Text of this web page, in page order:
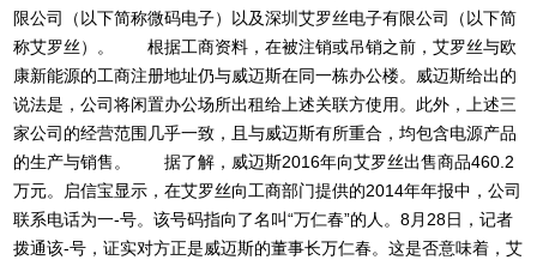
限公司（以下简称微码电子）以及深圳艾罗丝电子有限公司（以下简
称艾罗丝）。 根据工商资料，在被注销或吊销之前，艾罗丝与欧
康新能源的工商注册地址仍与威迈斯在同一栋办公楼。威迈斯给出的
说法是，公司将闲置办公场所出租给上述关联方使用。此外，上述三
家公司的经营范围几乎一致，且与威迈斯有所重合，均包含电源产品
的生产与销售。 据了解，威迈斯2016年向艾罗丝出售商品460.2
万元。启信宝显示，在艾罗丝向工商部门提供的2014年年报中，公司
联系电话为一-号。该号码指向了名叫“万仁春”的人。8月28日，记者
拨通该-号，证实对方正是威迈斯的董事长万仁春。这是否意味着，艾